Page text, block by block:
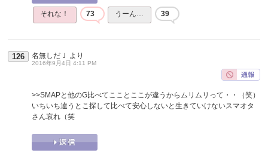
それな！ 73 うーん… 39
126 名無しだＪ より
2016年9月4日 4:11 PM
>>SMAPと他のG比べてこことここが違うからムリムリって・・（笑）
いちいち違うとこ探して比べて安心しないと生きていけないスマオタ
さん哀れ（笑